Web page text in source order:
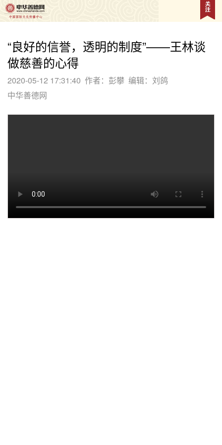
“良好的信誉，透明的制度”——王林谈
做慈善的心得
2020-05-12 17:31:40 作者：彭攀 编辑：刘鸽
中华善德网